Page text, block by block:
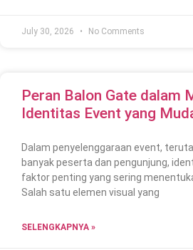
July 30, 2026 No Comments
Peran Balon Gate dalam
Identitas Event yang
Dalam penyelenggaraan event,
banyak peserta dan pengunjung,
faktor penting yang sering
Salah satu elemen visual yang
SELENGKAPNYA »